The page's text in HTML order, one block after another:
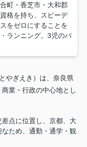
町・香芝市・大和郡
格を持ち、スピーデ
をゼロにすることを
ランニング。3児のパ
とやぎえき）は、奈良県
業・行政の中心地とし
点に位置し、京都、大
ため、通勤・通学・観